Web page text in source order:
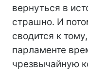
вернуться в
страшно. И
сводится к
парламенте
чрезвычайную